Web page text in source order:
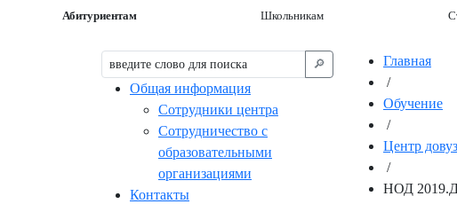
Абитуриентам Школьникам
🔎︎
Общая информация
Сотрудники центра
Сотрудничество с
образовательными
организациями
Контакты
Главная
/
Обучение
/
Центр
/
НОД